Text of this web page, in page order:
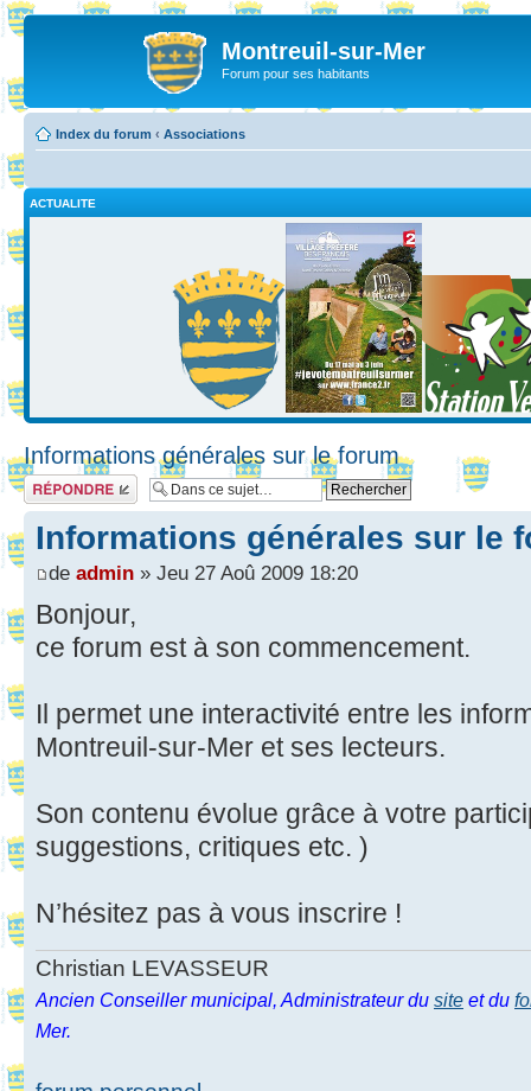
Montreuil-sur-Mer
Forum pour ses habitants
Index du forum ‹ Associations
ACTUALITE
Informations générales sur le forum
Répondre
Informations générales sur le
de admin » Jeu 27 Aoû 2009 18:20
Bonjour,
ce forum est à son commencement.
Il permet une interactivité entre les
Montreuil-sur-Mer et ses lecteurs.
Son contenu évolue grâce à votre
suggestions, critiques etc. )
N’hésitez pas à vous inscrire !
Christian LEVASSEUR
Ancien Conseiller municipal, Administrateur du site et du
Mer.